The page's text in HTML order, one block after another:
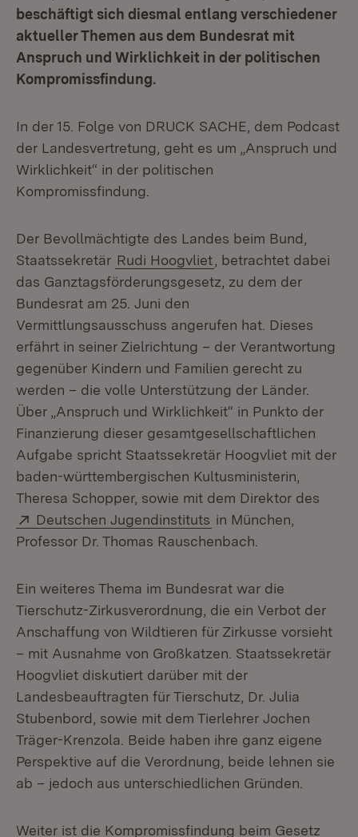
beschäftigt sich diesmal entlang verschiedener
aktueller Themen aus dem Bundesrat mit
Anspruch und Wirklichkeit in der politischen
Kompromissfindung.
In der 15. Folge von DRUCK SACHE, dem Podcast
der Landesvertretung, geht es um „Anspruch und
Wirklichkeit“ in der politischen
Kompromissfindung.
Der Bevollmächtigte des Landes beim Bund,
Staatssekretär Rudi Hoogvliet , betrachtet dabei
das Ganztagsförderungsgesetz, zu dem der
Bundesrat am 25. Juni den
Vermittlungsausschuss angerufen hat. Dieses
erfährt in seiner Zielrichtung – der Verantwortung
gegenüber Kindern und Familien gerecht zu
werden – die volle Unterstützung der Länder.
Über „Anspruch und Wirklichkeit“ in Punkto der
Finanzierung dieser gesamtgesellschaftlichen
Aufgabe spricht Staatssekretär Hoogvliet mit der
baden-württembergischen Kultusministerin,
Theresa Schopper, sowie mit dem Direktor des
Extern:
Deutschen Jugendinstituts (Öffnet in neuem
in München,
Professor Dr. Thomas Rauschenbach.
Ein weiteres Thema im Bundesrat war die
Tierschutz-Zirkusverordnung, die ein Verbot der
Anschaffung von Wildtieren für Zirkusse vorsieht
– mit Ausnahme von Großkatzen. Staatssekretär
Hoogvliet diskutiert darüber mit der
Landesbeauftragten für Tierschutz, Dr. Julia
Stubenbord, sowie mit dem Tierlehrer Jochen
Träger-Krenzola. Beide haben ihre ganz eigene
Perspektive auf die Verordnung, beide lehnen sie
ab – jedoch aus unterschiedlichen Gründen.
Weiter ist die Kompromissfindung beim Gesetz